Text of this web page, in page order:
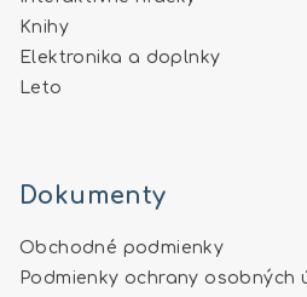
Knihy
Elektronika a doplnky
Leto
Dokumenty
Obchodné podmienky
Podmienky ochrany osobných